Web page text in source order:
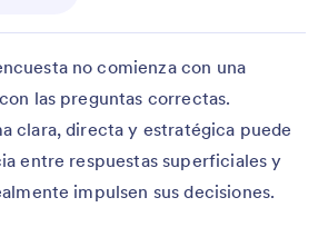
no comienza con una
las preguntas correctas.
clara, directa y estratégica puede
entre respuestas superficiales y
impulsen sus decisiones.